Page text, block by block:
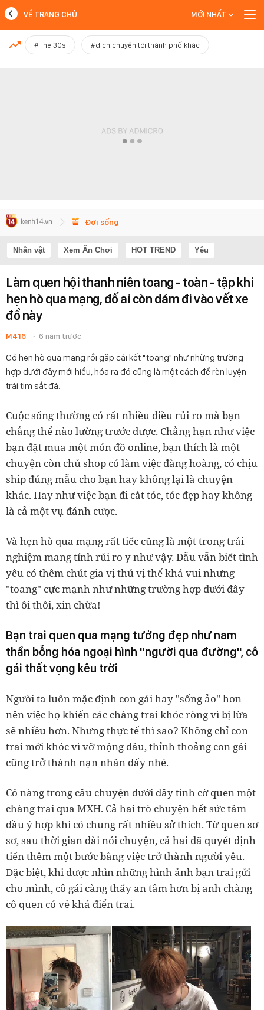
MỚI NHẤT
VỀ TRANG CHỦ MỚI NHẤT
#The 30s #dịch chuyển tới thành phố khác
Đời sống
Nhân vật Xem Ăn Chơi HOT TREND Yêu
Làm quen hội thanh niên toang - toàn - tập khi
hẹn hò qua mạng, đố ai còn dám đi vào vết xe
đổ này
M416 6 năm trước
Có hẹn hò qua mạng rồi gặp cái kết "toang" như những trường
hợp dưới đây mới hiểu, hóa ra đó cũng là một cách để rèn luyện
trái tim sắt đá.
Cuộc sống thường có rất nhiều điều rủi ro mà bạn
chẳng thể nào lường trước được. Chẳng hạn như việc
bạn đặt mua một món đồ online, bạn thích là một
chuyện còn chủ shop có làm việc đàng hoàng, có chịu
ship đúng mẫu cho bạn hay không lại là chuyện
khác. Hay như việc bạn đi cắt tóc, tóc đẹp hay không
là cả một vụ đánh cược.
Và hẹn hò qua mạng rất tiếc cũng là một trong trải
nghiệm mang tính rủi ro y như vậy. Dẫu vẫn biết tình
yêu có thêm chút gia vị thú vị thế khá vui nhưng
"toang" cực mạnh như những trường hợp dưới đây
thì ôi thôi, xin chừa!
Bạn trai quen qua mạng tưởng đẹp như nam
thần bỗng hóa ngoại hình "người qua đường", cô
gái thất vọng kêu trời
Người ta luôn mặc định con gái hay "sống ảo" hơn
nên việc họ khiến các chàng trai khóc ròng vì bị lừa
sẽ nhiều hơn. Nhưng thực tế thì sao? Không chỉ con
trai mới khóc vì vỡ mộng đâu, thỉnh thoảng con gái
cũng trở thành nạn nhân đấy nhé.
Cô nàng trong câu chuyện dưới đây tình cờ quen một
chàng trai qua MXH. Cả hai trò chuyện hết sức tâm
đầu ý hợp khi có chung rất nhiều sở thích. Từ quen sơ
sơ, sau thời gian dài nói chuyện, cả hai đã quyết định
tiến thêm một bước bằng việc trở thành người yêu.
Đặc biệt, khi được nhìn những hình ảnh bạn trai gửi
cho mình, cô gái càng thấy an tâm hơn bị anh chàng
cô quen có vẻ khá điển trai.